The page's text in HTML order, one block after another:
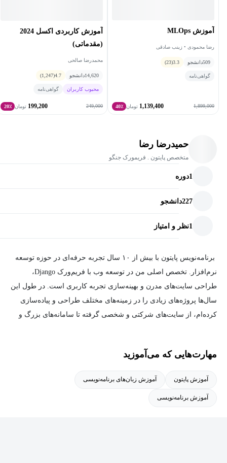
آموزش MLOps
رضا محمودی • زینب صادقی
509دانشجو 3.3
(23)
گواهی‌نامه
1,899,000
1,139,400 تومان 40٪
آموزش کاربردی اکسل 2024
(مقدماتی)
محمدرضا صالحی
14,620دانشجو 4.7
(1,247)
محبوب کاربران گواهی‌نامه
249,000
199,200 تومان 20٪
حمیدرضا رضا
متخصص پایتون . فریمورک جنگو
1دوره
227دانشجو
1نظر و امتیاز
برنامه‌نویس پایتون با بیش از ۱۰ سال تجربه حرفه‌ای در حوزه توسعه
نرم‌افزار. تخصص اصلی من در توسعه وب با فریم‌ورک Django،
طراحی سایت‌های مدرن و بهینه‌سازی تجربه کاربری است. در طول این
سال‌ها پروژه‌های زیادی را در زمینه‌های مختلف طراحی و پیاده‌سازی
کرده‌ام، از سایت‌های شرکتی و شخصی گرفته تا سامانه‌های بزرگ و
علاوه بر تجربه فنی، سابقه‌ی تدریس در دانشگاه و همکاری با مؤسسات
و توسعه وب را به شکلی ساده، کاربردی و پروژه‌محور آموزش دهم تا
یادگیری برای علاقه‌مندان لذت‌بخش و مؤثر باشد.
مهارت‌هایی که می‌آموزید
آموزش پایتون آموزش زبان‌های برنامه‌نویسی
آموزش برنامه‌نویسی